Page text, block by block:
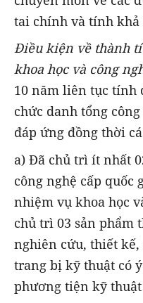
tai chính và tính khả
Điều kiện về thành
khoa học và công
10 năm liên tục tính
chức danh tổng
đáp ứng đồng thời
a) Đã chủ trì ít nhất
công nghệ cấp quốc
nhiệm vụ khoa học
chủ trì 03 sản phẩm
nghiên cứu, thiết kế,
trang bị kỹ thuật có
phương tiện kỹ